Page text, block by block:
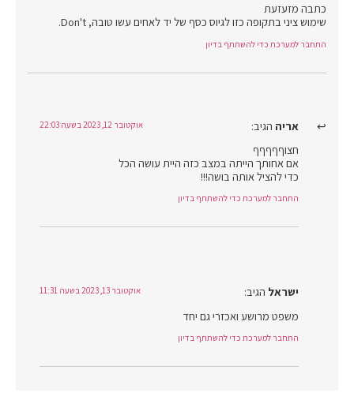
כתבה מזעזעת
שימוש ציני בתקופה כזו לגיוס כסף של יד לאחים עשו טובה, Don't.
התחבר למערכת כדי להשתתף בדיון
אריה הגיב: אוקטובר 12, 2023 בשעה 22:03
חצוףףףףף
אם אחותך הייתה במצב כזה היית עושה הכל
כדי להציל אותה בושה!!!
התחבר למערכת כדי להשתתף בדיון
ישראל הגיב: אוקטובר 13, 2023 בשעה 11:31
משפט מרושע ואכזרי גם יחד
התחבר למערכת כדי להשתתף בדיון